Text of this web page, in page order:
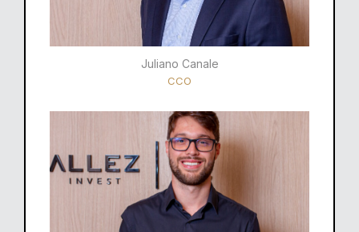
Juliano Canale
CCO